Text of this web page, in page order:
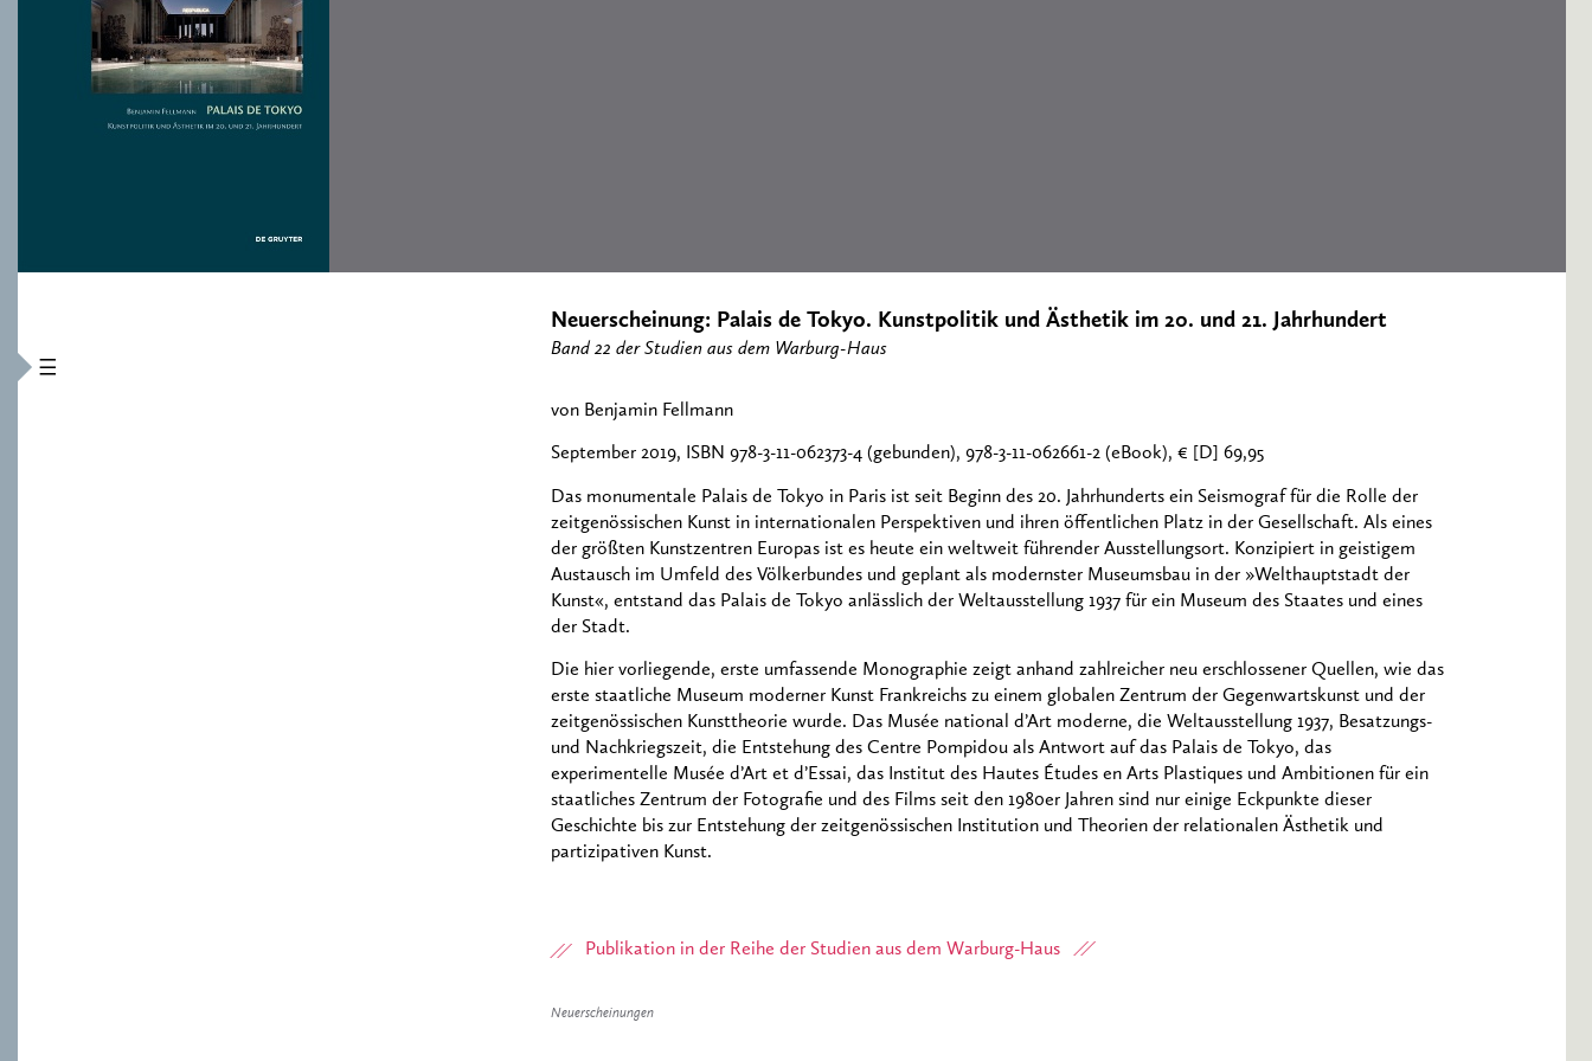
Neuerscheinung: Palais de Tokyo. Kunstpolitik und Ästhetik im 20. und 21. Jahrhundert
Band 22 der Studien aus dem Warburg-Haus
von Benjamin Fellmann
September 2019, ISBN 978-3-11-062373-4 (gebunden), 978-3-11-062661-2 (eBook), € [D] 69,95
Das monumentale Palais de Tokyo in Paris ist seit Beginn des 20. Jahrhunderts ein Seismograf für die Rolle der
zeitgenössischen Kunst in internationalen Perspektiven und ihren öffentlichen Platz in der Gesellschaft. Als eines
der größten Kunstzentren Europas ist es heute ein weltweit führender Ausstellungsort. Konzipiert in geistigem
Austausch im Umfeld des Völkerbundes und geplant als modernster Museumsbau in der »Welthauptstadt der
Kunst«, entstand das Palais de Tokyo anlässlich der Weltausstellung 1937 für ein Museum des Staates und eines
der Stadt.
Die hier vorliegende, erste umfassende Monographie zeigt anhand zahlreicher neu erschlossener Quellen, wie das
erste staatliche Museum moderner Kunst Frankreichs zu einem globalen Zentrum der Gegenwartskunst und der
zeitgenössischen Kunsttheorie wurde. Das Musée national d’Art moderne, die Weltausstellung 1937, Besatzungs-
und Nachkriegszeit, die Entstehung des Centre Pompidou als Antwort auf das Palais de Tokyo, das
experimentelle Musée d’Art et d’Essai, das Institut des Hautes Études en Arts Plastiques und Ambitionen für ein
staatliches Zentrum der Fotografie und des Films seit den 1980er Jahren sind nur einige Eckpunkte dieser
Geschichte bis zur Entstehung der zeitgenössischen Institution und Theorien der relationalen Ästhetik und
partizipativen Kunst.
Publikation in der Reihe der Studien aus dem Warburg-Haus
Neuerscheinungen